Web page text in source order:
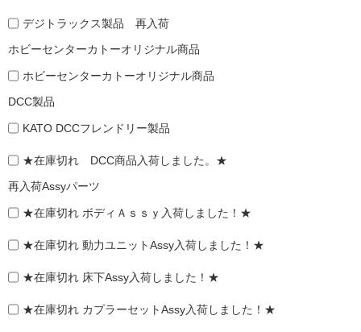
デジトラックス製品 再入荷
ホビーセンターカトーオリジナル商品
ホビーセンターカトーオリジナル商品
DCC製品
KATO DCCフレンドリー製品
★在庫切れ DCC商品入荷しました。★
再入荷Assyパーツ
★在庫切れ ボディＡｓｓｙ入荷しました！★
★在庫切れ 動力ユニットAssy入荷しました！★
★在庫切れ 床下Assy入荷しました！★
★在庫切れ カプラーセットAssy入荷しました！★